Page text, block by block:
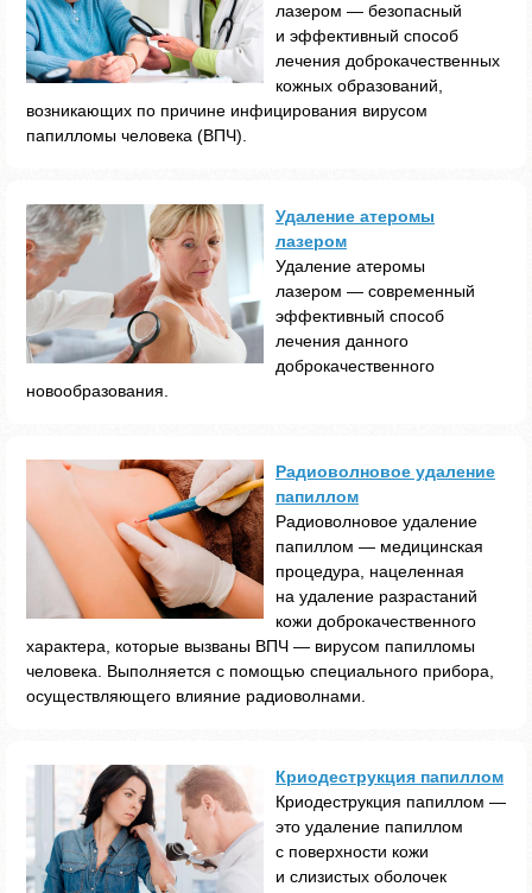
лазером — безопасный
и эффективный способ
лечения доброкачественных
кожных образований,
возникающих по причине инфицирования вирусом
папилломы человека (ВПЧ).
Удаление атеромы
лазером
Удаление атеромы
лазером — современный
эффективный способ
лечения данного
доброкачественного
новообразования.
Радиоволновое удаление
папиллом
Радиоволновое удаление
папиллом — медицинская
процедура, нацеленная
на удаление разрастаний
кожи доброкачественного
характера, которые вызваны ВПЧ — вирусом папилломы
человека. Выполняется с помощью специального прибора,
осуществляющего влияние радиоволнами.
Криодеструкция папиллом
Криодеструкция папиллом —
это удаление папиллом
с поверхности кожи
и слизистых оболочек